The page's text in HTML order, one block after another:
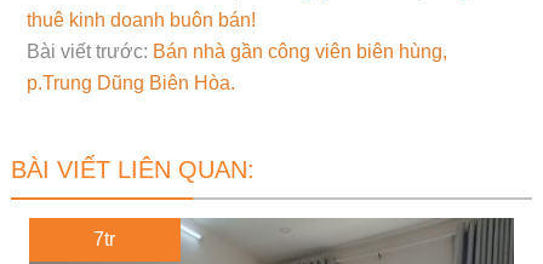
thuê kinh doanh buôn bán!
Bài viết trước: Bán nhà gần công viên biên hùng,
p.Trung Dũng Biên Hòa.
BÀI VIẾT LIÊN QUAN:
7tr